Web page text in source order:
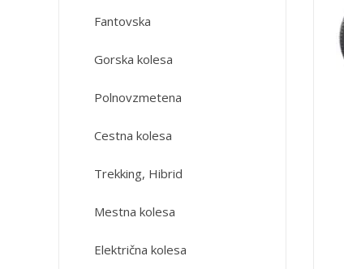
Fantovska
Gorska kolesa
Polnovzmetena
Cestna kolesa
Trekking, Hibrid
Mestna kolesa
Električna kolesa